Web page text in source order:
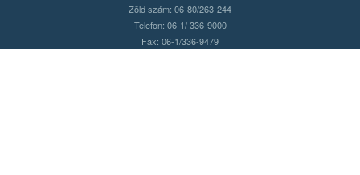
Zöld szám: 06-80/263-244
Telefon: 06-1/ 336-9000
Fax: 06-1/336-9479